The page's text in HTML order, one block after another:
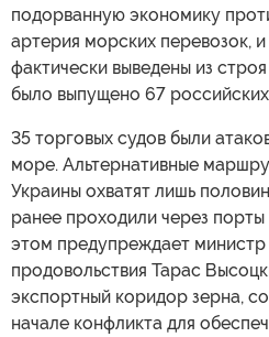
подорванную экономику
артерия морских перевозок,
фактически выведены из
было выпущено 67 российских
35 торговых судов были
море. Альтернативные
Украины охватят лишь
ранее проходили через
этом предупреждает
продовольствия Тарас
экспортный коридор зерна,
начале конфликта для